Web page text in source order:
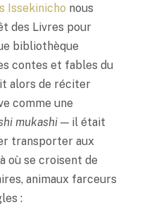
Issekinicho nous
des Livres pour
bibliothèque
contes et fables du
alors de réciter
comme une
mukashi — il était
transporter aux
où se croisent de
animaux farceurs
: